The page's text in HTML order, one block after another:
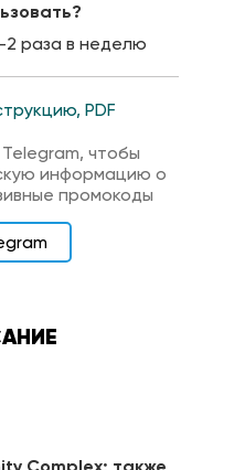
раза в неделю
PDF
чтобы
информацию о
промокоды